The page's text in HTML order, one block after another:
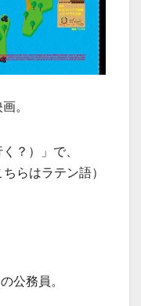
。
？）」で、
らはラテン語）
公務員。